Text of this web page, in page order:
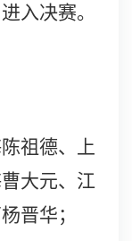
入决赛。
祖德、上
大元、江
晋华；